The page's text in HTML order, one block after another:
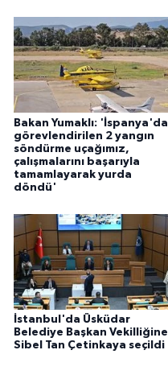
Bakan Yumaklı: 'İspanya'da
görevlendirilen 2 yangın
söndürme uçağımız,
çalışmalarını başarıyla
tamamlayarak yurda
döndü'
İstanbul'da Üsküdar
Belediye Başkan Vekilliğine
Sibel Tan Çetinkaya seçildi